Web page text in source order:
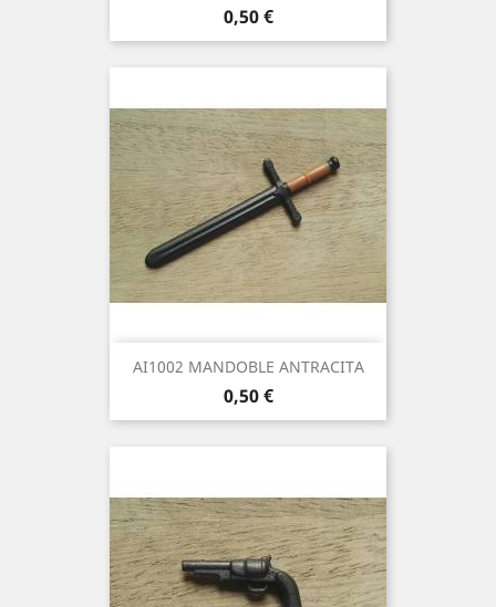
Precio
0,50 €
AI1002 MANDOBLE ANTRACITA
Precio
0,50 €